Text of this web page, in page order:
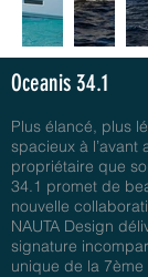
Oceanis 34.1
Plus élancé, plus
spacieux à
propriétaire que
34.1 promet de
nouvelle
NAUTA Design
signature
unique de la 7ème